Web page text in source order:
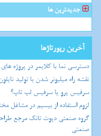
جدیدترین ها
آخرین رپورتاژها
دسترسی نما با کلایمر در پروژه
نقشه راه میلیونر شدن با تولید
سرفیس پرو یا سرفیس لپ تاپ؟
لزوم استفاده از بیسیم در مشاغل
گروه صنعتی دپوت تانک مرجع
صنعتی